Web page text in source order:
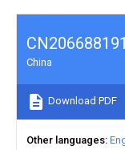
China
Download PDF
Other languages